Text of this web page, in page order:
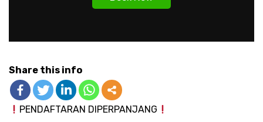
Share this info
PENDAFTARAN DIPERPANJANG